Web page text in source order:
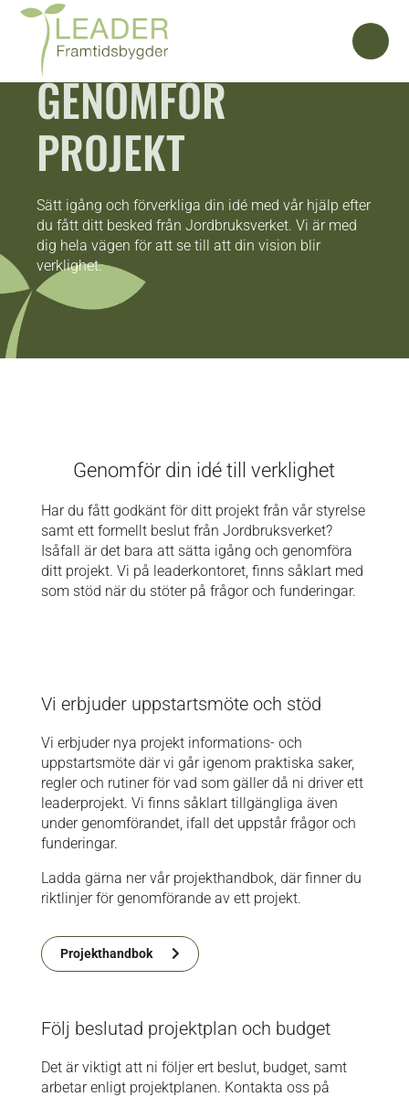
GENOMFÖR
PROJEKT
Sätt igång och förverkliga din idé med vår hjälp efter
du fått ditt besked från Jordbruksverket. Vi är med
dig hela vägen för att se till att din vision blir
verklighet.
Genomför din idé till verklighet
Har du fått godkänt för ditt projekt från vår styrelse
samt ett formellt beslut från Jordbruksverket?
Isåfall är det bara att sätta igång och genomföra
ditt projekt. Vi på leaderkontoret, finns såklart med
som stöd när du stöter på frågor och funderingar.
Vi erbjuder uppstartsmöte och stöd
Vi erbjuder nya projekt informations- och
uppstartsmöte där vi går igenom praktiska saker,
regler och rutiner för vad som gäller då ni driver ett
leaderprojekt. Vi finns såklart tillgängliga även
under genomförandet, ifall det uppstår frågor och
funderingar.
Ladda gärna ner vår projekthandbok, där finner du
riktlinjer för genomförande av ett projekt.
Projekthandbok
Följ beslutad projektplan och budget
Det är viktigt att ni följer ert beslut, budget, samt
arbetar enligt projektplanen. Kontakta oss på